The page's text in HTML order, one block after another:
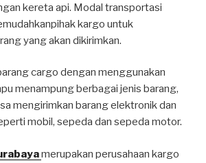
kereta api. Modal transportasi
kargo untuk
yang akan dikirimkan.
cargo dengan menggunakan
menampung berbagai jenis barang,
mengirimkan barang elektronik dan
mobil, sepeda dan sepeda motor.
merupakan perusahaan kargo